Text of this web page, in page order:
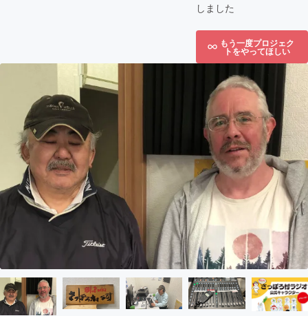
しました
もう一度プロジェク
トをやってほしい